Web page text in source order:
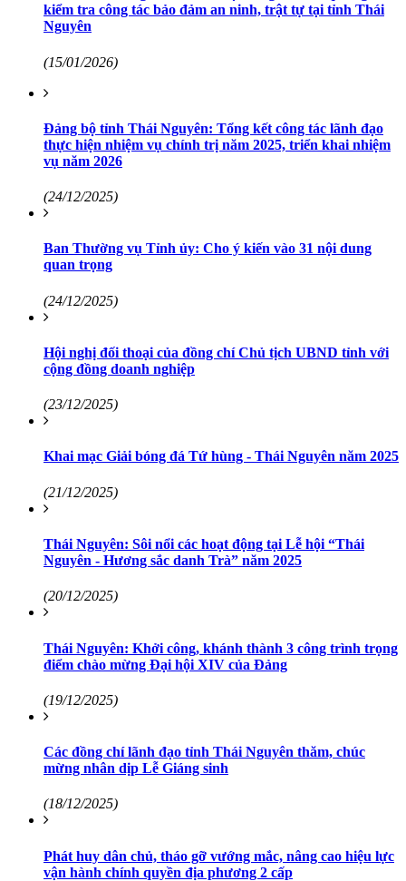
kiểm tra công tác bảo đảm an ninh, trật tự tại tỉnh Thái
Nguyên
(15/01/2026)
Đảng bộ tỉnh Thái Nguyên: Tổng kết công tác lãnh đạo
thực hiện nhiệm vụ chính trị năm 2025, triển khai nhiệm
vụ năm 2026
(24/12/2025)
Ban Thường vụ Tỉnh ủy: Cho ý kiến vào 31 nội dung
quan trọng
(24/12/2025)
Hội nghị đối thoại của đồng chí Chủ tịch UBND tỉnh với
cộng đồng doanh nghiệp
(23/12/2025)
Khai mạc Giải bóng đá Tứ hùng - Thái Nguyên năm 2025
(21/12/2025)
Thái Nguyên: Sôi nổi các hoạt động tại Lễ hội “Thái
Nguyên - Hương sắc danh Trà” năm 2025
(20/12/2025)
Thái Nguyên: Khởi công, khánh thành 3 công trình trọng
điểm chào mừng Đại hội XIV của Đảng
(19/12/2025)
Các đồng chí lãnh đạo tỉnh Thái Nguyên thăm, chúc
mừng nhân dịp Lễ Giáng sinh
(18/12/2025)
Phát huy dân chủ, tháo gỡ vướng mắc, nâng cao hiệu lực
vận hành chính quyền địa phương 2 cấp